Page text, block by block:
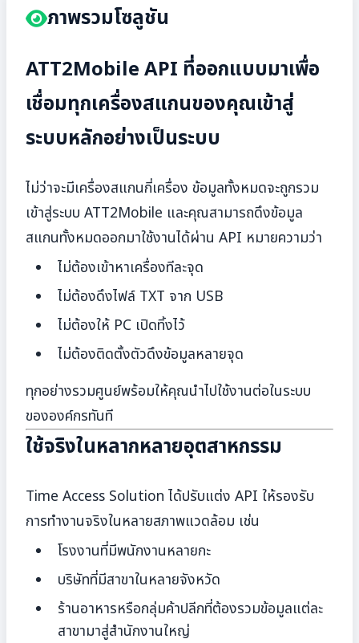
ภาพรวมโซลูชัน
ATT2Mobile API ที่ออกแบบมาเพื่อ
เชื่อมทุกเครื่องสแกนของคุณเข้าสู่
ระบบหลักอย่างเป็นระบบ
ไม่ว่าจะมีเครื่องสแกนกี่เครื่อง ข้อมูลทั้งหมดจะถูกรวม
เข้าสู่ระบบ ATT2Mobile และคุณสามารถดึงข้อมูล
สแกนทั้งหมดออกมาใช้งานได้ผ่าน API หมายความว่า
ไม่ต้องเข้าหาเครื่องทีละจุด
ไม่ต้องดึงไฟล์ TXT จาก USB
ไม่ต้องให้ PC เปิดทิ้งไว้
ไม่ต้องติดตั้งตัวดึงข้อมูลหลายจุด
ทุกอย่างรวมศูนย์พร้อมให้คุณนำไปใช้งานต่อในระบบ
ขององค์กรทันที
ใช้จริงในหลากหลายอุตสาหกรรม
Time Access Solution ได้ปรับแต่ง API ให้รองรับ
การทำงานจริงในหลายสภาพแวดล้อม เช่น
โรงงานที่มีพนักงานหลายกะ
บริษัทที่มีสาขาในหลายจังหวัด
ร้านอาหารหรือกลุ่มค้าปลีกที่ต้องรวมข้อมูลแต่ละ
สาขามาสู่สำนักงานใหญ่